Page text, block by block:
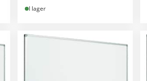
I lager